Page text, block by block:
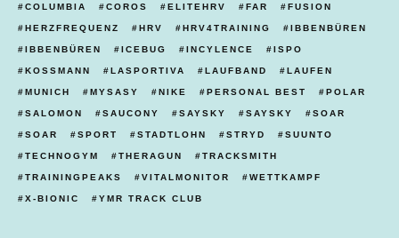
COLUMBIA COROS ELITEHRV FAR FUSION
HERZFREQUENZ HRV HRV4TRAINING IBBENBÜREN
IBBENBÜREN ICEBUG INCYLENCE ISPO
KOSSMANN LASPORTIVA LAUFBAND LAUFEN
MUNICH MYSASY NIKE PERSONAL BEST POLAR
SALOMON SAUCONY SAYSKY SAYSKY SOAR
SOAR SPORT STADTLOHN STRYD SUUNTO
TECHNOGYM THERAGUN TRACKSMITH
TRAININGPEAKS VITALMONITOR WETTKAMPF
X-BIONIC YMR TRACK CLUB